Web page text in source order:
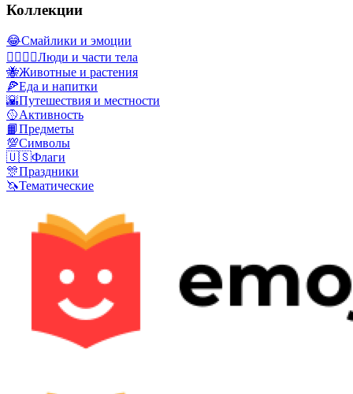
Коллекции
😂Смайлики и эмоции
👩‍❤️‍💋‍👨Люди и части тела
🐝Животные и растения
🍕Еда и напитки
🌇Путешествия и местности
🥎Активность
📙Предметы
💯Символы
🇺🇸Флаги
🎊Праздники
🦄Тематические